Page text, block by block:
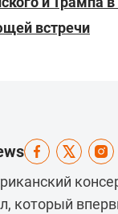
встречи
который